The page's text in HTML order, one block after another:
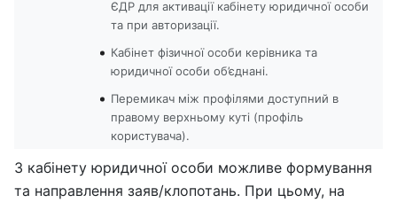
ЄДР для активації кабінету юридичної особи
та при авторизації.
Кабінет фізичної особи керівника та
юридичної особи об’єднані.
Перемикач між профілями доступний в
правому верхньому куті (профіль
користувача).
З кабінету юридичної особи можливе формування
та направлення заяв/клопотань. При цьому, на